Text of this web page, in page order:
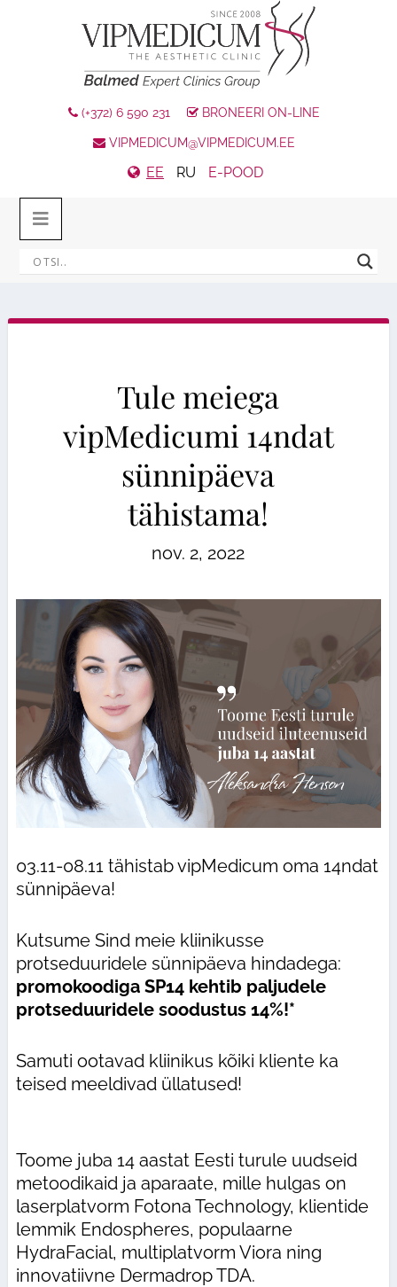
(+372) 6 590 231 BRONEERI ON-LINE
VIPMEDICUM@VIPMEDICUM.EE
EE RU E-POOD
Tule meiega
vipMedicumi 14ndat
sünnipäeva
tähistama!
nov. 2, 2022
03.11-08.11 tähistab vipMedicum oma 14ndat
sünnipäeva!
Kutsume Sind meie kliinikusse
protseduuridele sünnipäeva hindadega:
promokoodiga SP14 kehtib paljudele
protseduuridele soodustus 14%!*
Samuti ootavad kliinikus kõiki kliente ka
teised meeldivad üllatused!
Toome juba 14 aastat Eesti turule uudseid
metoodikaid ja aparaate, mille hulgas on
laserplatvorm Fotona Technology, klientide
lemmik Endospheres, populaarne
HydraFacial, multiplatvorm Viora ning
innovatiivne Dermadrop TDA.